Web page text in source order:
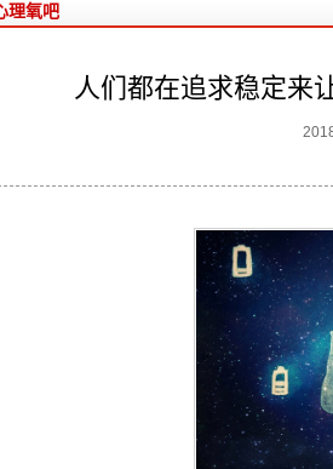
理氧吧
人们都在追求稳定来